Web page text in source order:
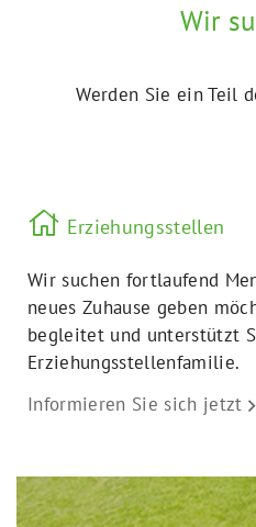
Wir
Werden Sie ein Teil
Erziehungsstellen
Wir suchen fortlaufend
neues Zuhause geben
begleitet und unterstützt
Erziehungsstellenfamilie.
Informieren Sie sich jetzt